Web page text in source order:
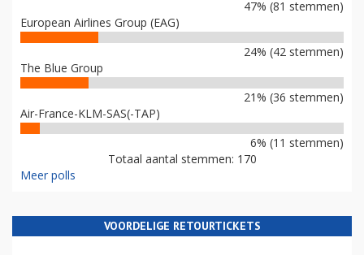
47% (81 stemmen)
European Airlines Group (EAG)
24% (42 stemmen)
The Blue Group
21% (36 stemmen)
Air-France-KLM-SAS(-TAP)
6% (11 stemmen)
Totaal aantal stemmen: 170
Meer polls
VOORDELIGE RETOURTICKETS